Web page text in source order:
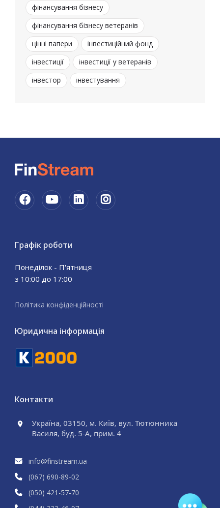
фінансування бізнесу
фінансування бізнесу ветеранів
цінні папери
інвестиційний фонд
інвестиції
інвестиції у ветеранів
інвестор
інвестування
Графік роботи
Понеділок - П'ятниця
з 10:00 до 17:00
Політика конфіденційності
Юридична інформація
Контакти
Україна, 03150, м. Київ, вул. Тютюнника
Василя, буд. 5-А, прим. 4
info@finstream.ua
(067) 690-89-02
(050) 421 -57-70